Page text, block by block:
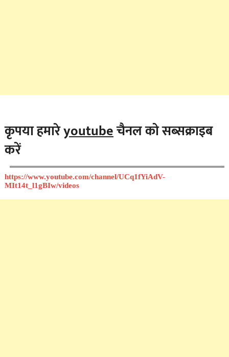
कृपया हमारेyoutubeचैनल को सब्सक्राइब
करें
https://www.youtube.com/channel/UCq1fYiAdV-
MIt14t_l1gBIw/videos